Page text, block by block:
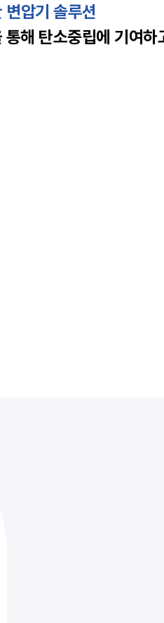
변압기 솔루션
해 탄소중립에 기여하